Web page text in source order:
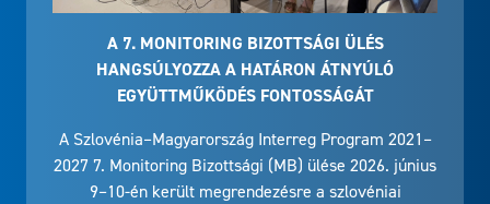
A 7. MONITORING BIZOTTSÁGI ÜLÉS
HANGSÚLYOZZA A HATÁRON ÁTNYÚLÓ
EGYÜTTMŰKÖDÉS FONTOSSÁGÁT
A Szlovénia–Magyarország Interreg Program 2021–
2027 7. Monitoring Bizottsági (MB) ülése 2026. június
9–10-én került megrendezésre a szlovéniai